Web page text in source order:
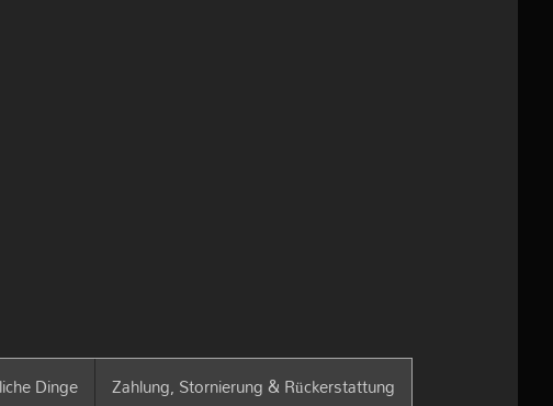
Dinge Zahlung, Stornierung & Rückerstattung